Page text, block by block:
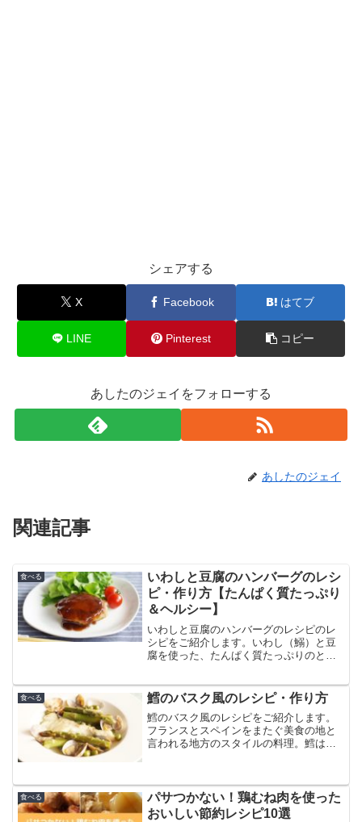
シェアする
X Facebook はてブ
LINE Pinterest コピー
あしたのジェイをフォローする
あしたのジェイ
関連記事
食べる
いわしと豆腐のハンバーグのレシ
ピ・作り方【たんぱく質たっぷり
＆ヘルシー】
いわしと豆腐のハンバーグのレシピのレ
シピをご紹介します。いわし（鰯）と豆
腐を使った、たんぱく質たっぷりのとて
りです。ぜひおためしを！
食べる 鱈のバスク風のレシピ・作り方
鱈のバスク風のレシピをご紹介します。
フランスとスペインをまたぐ美食の地と
言われる地方のスタイルの料理。鱈は淡
おいしいお料理です。
食べる
パサつかない！鶏むね肉を使った
おいしい節約レシピ10選